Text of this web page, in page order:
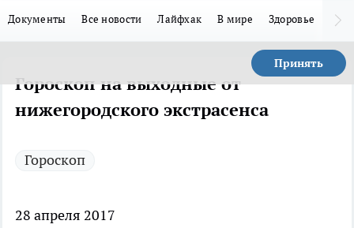
Документы Все новости Лайфхак В мире Здоровье
Принять
Гороскоп на выходные от
нижегородского экстрасенса
Гороскоп
28 апреля 2017